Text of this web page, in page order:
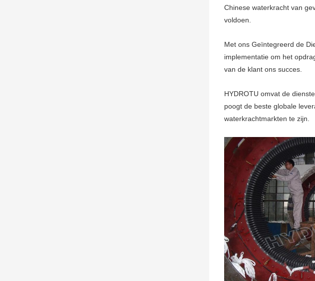
Chinese waterkracht van
voldoen.
Met ons Geïntegreerd de
implementatie om het
van de klant ons succes.
HYDROTU omvat de
poogt de beste globale
waterkrachtmarkten te zijn.